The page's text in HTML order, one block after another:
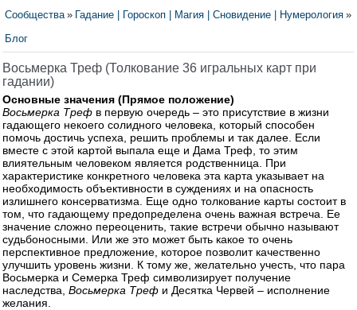
Сообщества » Гадание | Гороскоп | Магия | Сновидение | Нумерология »
Блог
Восьмерка Треф (Толкование 36 игральных карт при
гадании)
Основные значения (Прямое положение)
Восьмерка Треф в первую очередь – это присутствие в жизни
гадающего некоего солидного человека, который способен
помочь достичь успеха, решить проблемы и так далее. Если
вместе с этой картой выпала еще и Дама Треф, то этим
влиятельным человеком является родственница. При
характеристике конкретного человека эта карта указывает на
необходимость объективности в суждениях и на опасность
излишнего консерватизма. Еще одно толкование карты состоит в
том, что гадающему предопределена очень важная встреча. Ее
значение сложно переоценить, такие встречи обычно называют
судьбоносными. Или же это может быть какое то очень
перспективное предложение, которое позволит качественно
улучшить уровень жизни. К тому же, желательно учесть, что пара
Восьмерка и Семерка Треф символизирует получение
наследства, Восьмерка Треф и Десятка Червей – исполнение
желания.